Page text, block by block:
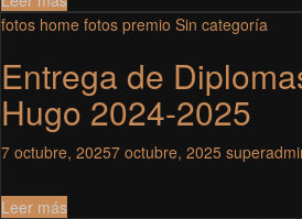
fotos home fotos premio Sin categoría
Entrega de
Hugo 2024-2025
7 octubre, 20257 octubre, 2025
Leer más